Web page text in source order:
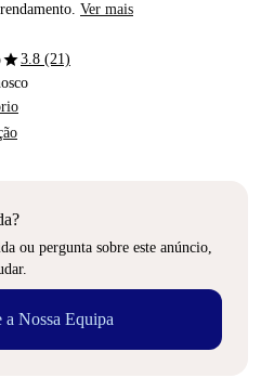
Ver mais
star3.8 (21)
ou pergunta sobre este anúncio,
a Nossa Equipa